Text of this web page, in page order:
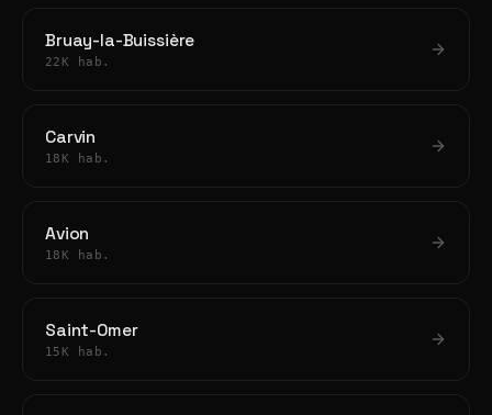
Bruay-la-Buissière
22K hab.
Carvin
18K hab.
Avion
18K hab.
Saint-Omer
15K hab.